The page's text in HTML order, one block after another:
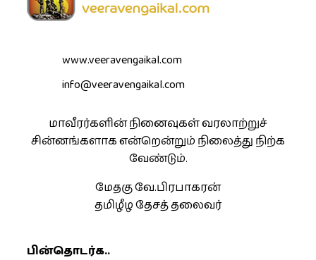
www.veeravengaikal.com
info@veeravengaikal.com
மாவீரர்களின் நினைவுகள் வரலாற்றுச்
சின்னங்களாக என்றென்றும் நிலைத்து நிற்க
வேண்டும்.
மேதகு வே.பிரபாகரன்
தமிழீழ தேசத் தலைவர்
பின்தொடர்க..